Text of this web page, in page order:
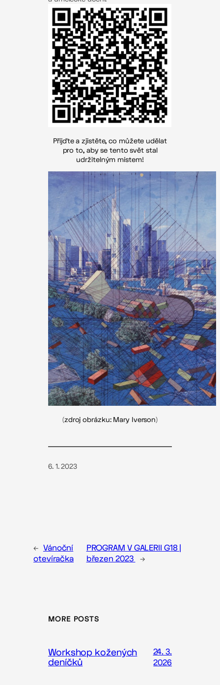
Přijďte a zjistěte, co můžete udělat
pro to, aby se tento svět stal
udržitelným místem!
(zdroj obrázku: Mary Iverson)
6. 1. 2023
← Vánoční
otevíračka
PROGRAM V GALERII G18 |
březen 2023
→
MORE POSTS
Workshop kožených
deníčků
24. 3.
2026